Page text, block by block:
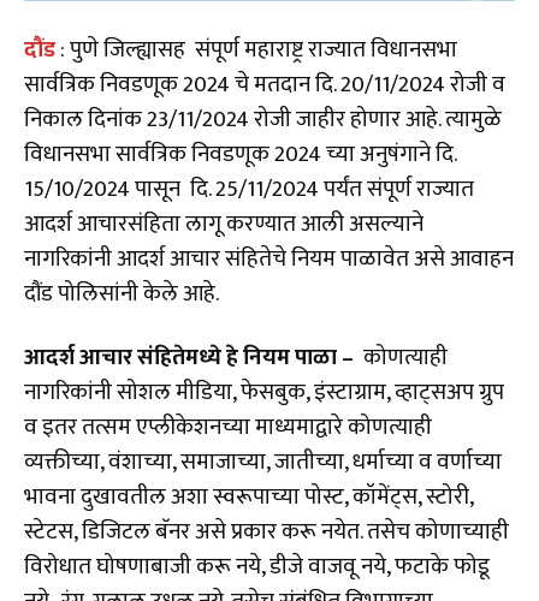
दौंड: पुणे जिल्ह्यासह संपूर्ण महाराष्ट्र राज्यात विधानसभा
सार्वत्रिक निवडणूक 2024 चे मतदान दि. 20/11/2024 रोजी व
निकाल दिनांक 23/11/2024 रोजी जाहीर होणार आहे. त्यामुळे
विधानसभा सार्वत्रिक निवडणूक 2024 च्या अनुषंगाने दि.
15/10/2024 पासून दि. 25/11/2024 पर्यंत संपूर्ण राज्यात
आदर्श आचारसंहिता लागू करण्यात आली असल्याने
नागरिकांनी आदर्श आचार संहितेचे नियम पाळावेत असे आवाहन
दौंड पोलिसांनी केले आहे.
आदर्श आचार संहितेमध्ये हे नियम पाळा – कोणत्याही
नागरिकांनी सोशल मीडिया, फेसबुक, इंस्टाग्राम, व्हाट्सअप ग्रुप
व इतर तत्सम एप्लीकेशनच्या माध्यमाद्वारे कोणत्याही
व्यक्तीच्या, वंशाच्या, समाजाच्या, जातीच्या, धर्माच्या व वर्णाच्या
भावना दुखावतील अशा स्वरूपाच्या पोस्ट, कॉमेंट्स, स्टोरी,
स्टेटस, डिजिटल बॅनर असे प्रकार करू नयेत. तसेच कोणाच्याही
विरोधात घोषणाबाजी करू नये, डीजे वाजवू नये, फटाके फोडू